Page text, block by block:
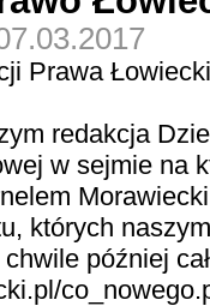
Prawa
redakcja
w sejmie na
których
później